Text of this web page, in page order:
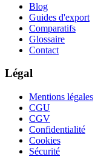
Blog
Guides d'export
Comparatifs
Glossaire
Contact
Légal
Mentions légales
CGU
CGV
Confidentialité
Cookies
Sécurité